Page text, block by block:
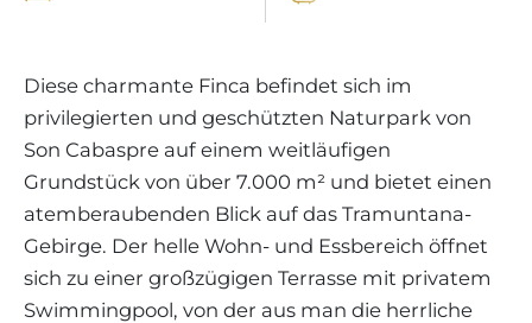
Diese charmante Finca befindet sich im
privilegierten und geschützten Naturpark von
Son Cabaspre auf einem weitläufigen
Grundstück von über 7.000 m² und bietet einen
atemberaubenden Blick auf das Tramuntana-
Gebirge. Der helle Wohn- und Essbereich öffnet
sich zu einer großzügigen Terrasse mit privatem
Swimmingpool, von der aus man die herrliche